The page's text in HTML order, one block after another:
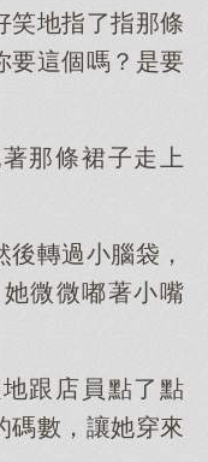
笑地指了指那條
要這個嗎？是要
那條裙子走上
轉過小腦袋，
微微嘟著小嘴
跟店員點了點
碼數，讓她穿來